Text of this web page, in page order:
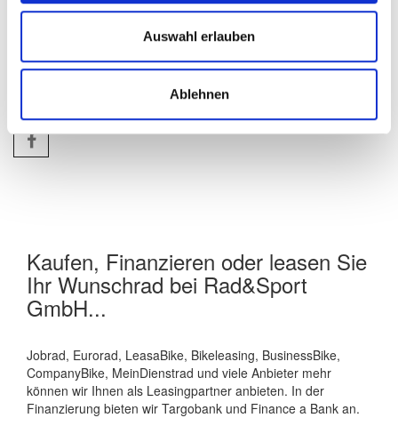
Auswahl erlauben
Ablehnen
Wertgarantie
AUF FACEBOOK FOLGEN
Kaufen, Finanzieren oder leasen Sie
Ihr Wunschrad bei Rad&Sport
GmbH...
Jobrad, Eurorad, LeasaBike, Bikeleasing, BusinessBike,
CompanyBike, MeinDienstrad und viele Anbieter mehr
können wir Ihnen als Leasingpartner anbieten. In der
Finanzierung bieten wir Targobank und Finance a Bank an.